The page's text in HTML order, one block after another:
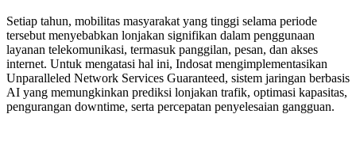
Setiap tahun, mobilitas masyarakat yang tinggi selama periode
tersebut menyebabkan lonjakan signifikan dalam penggunaan
layanan telekomunikasi, termasuk panggilan, pesan, dan akses
internet. Untuk mengatasi hal ini, Indosat mengimplementasikan
Unparalleled Network Services Guaranteed, sistem jaringan berbasis
AI yang memungkinkan prediksi lonjakan trafik, optimasi kapasitas,
pengurangan downtime, serta percepatan penyelesaian gangguan.